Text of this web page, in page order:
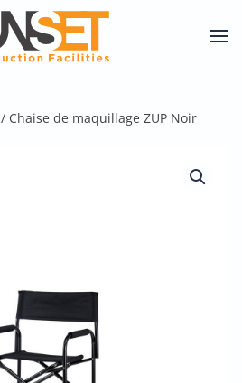
/ Chaise de maquillage ZUP Noir